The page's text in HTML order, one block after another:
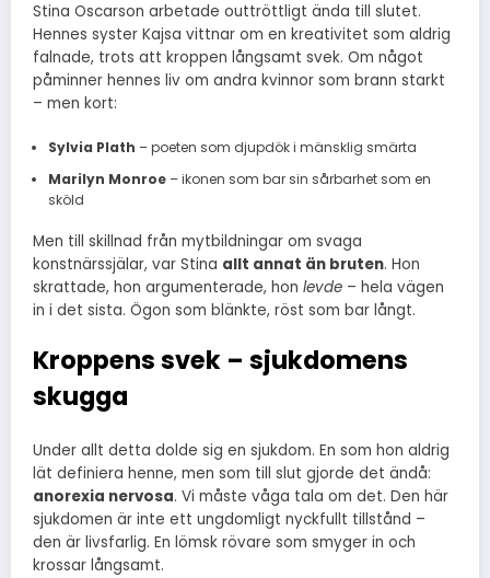
Stina Oscarson arbetade outtröttligt ända till slutet.
Hennes syster Kajsa vittnar om en kreativitet som aldrig
falnade, trots att kroppen långsamt svek. Om något
påminner hennes liv om andra kvinnor som brann starkt
– men kort:
Sylvia Plath – poeten som djupdök i mänsklig smärta
Marilyn Monroe– ikonen som bar sin sårbarhet som en
sköld
Men till skillnad från mytbildningar om svaga
konstnärssjälar, var Stina allt annat än bruten. Hon
skrattade, hon argumenterade, hon levde – hela vägen
in i det sista. Ögon som blänkte, röst som bar långt.
Kroppens svek – sjukdomens
skugga
Under allt detta dolde sig en sjukdom. En som hon aldrig
lät definiera henne, men som till slut gjorde det ändå:
anorexia nervosa. Vi måste våga tala om det. Den här
sjukdomen är inte ett ungdomligt nyckfullt tillstånd –
den är livsfarlig. En lömsk rövare som smyger in och
krossar långsamt.